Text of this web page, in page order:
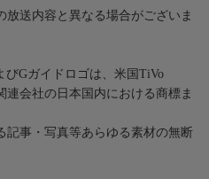
送内容と異なる場合がございま
びGガイドロゴは、米国TiVo
連会社の日本国内における商標ま
記事・写真等あらゆる素材の無断